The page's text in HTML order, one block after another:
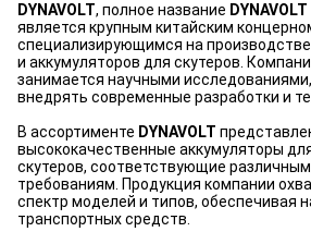
DYNAVOLT, полное название
является крупным китайским
специализирующимся на
и аккумуляторов для скутеров.
занимается научными
внедрять современные разработки и
В ассортименте DYNAVOLT
высококачественные аккумуляторы
скутеров, соответствующие
требованиям. Продукция компании
спектр моделей и типов, обеспечивая
транспортных средств.